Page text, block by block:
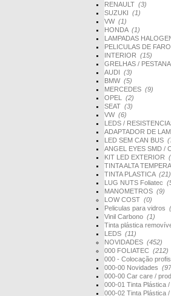
RENAULT (3)
SUZUKI (1)
VW (1)
HONDA (1)
LAMPADAS
PELICULAS DE
INTERIOR (15)
GRELHAS /
AUDI (3)
BMW (5)
MERCEDES (9)
OPEL (2)
SEAT (3)
VW (6)
LEDS /
ADAPTADOR DE
LED SEM CAN BUS
ANGEL EYES SMD /
KIT LED EXTERIOR
TINTA ALTA
TINTA PLASTICA (21)
LUG NUTS Foliatec
MANOMETROS (9)
LOW COST (0)
Peliculas para vidros
Vinil Carbono (1)
Tinta plástica
LEDS (11)
NOVIDADES (452)
000 FOLIATEC (212)
000 - Colocação
000-00 Novidades
000-00 Car care /
000-01 Tinta Plástica
000-02 Tinta Plástica